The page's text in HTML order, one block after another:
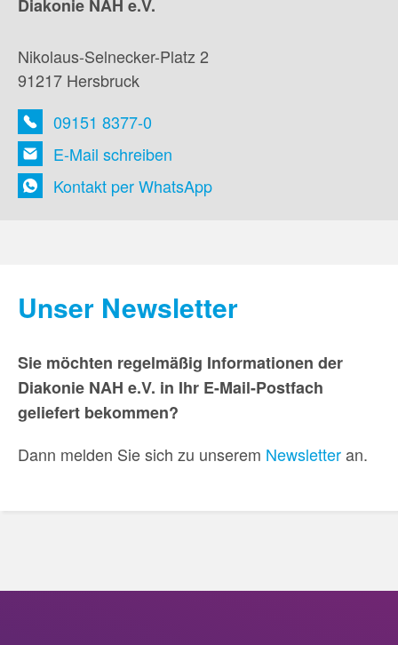
Diakonie NAH e.V.
Nikolaus-Selnecker-Platz 2
91217 Hersbruck
09151 8377-0
E-Mail schreiben
Kontakt per WhatsApp
Unser Newsletter
Sie möchten regelmäßig Informationen der
Diakonie NAH e.V. in Ihr E-Mail-Postfach
geliefert bekommen?
Dann melden Sie sich zu unserem Newsletteran.